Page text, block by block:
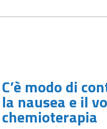
C’è modo di
la nausea e il
chemioterapia